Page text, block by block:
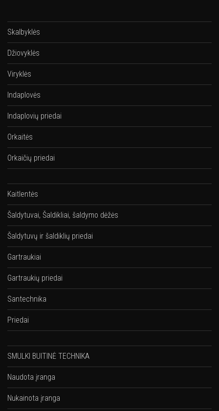
Skalbyklės
Džiovyklės
Viryklės
Indaplovės
Indaplovių priedai
Orkaitės
Orkaičių priedai
Kaitlentės
Šaldytuvai, Šaldikliai, šaldymo dėžės
Šaldytuvų ir šaldiklių priedai
Gartraukiai
Gartraukių priedai
Santechnika
Priedai
SMULKI BUITINĖ TECHNIKA
Naudota įranga
Nukainota įranga